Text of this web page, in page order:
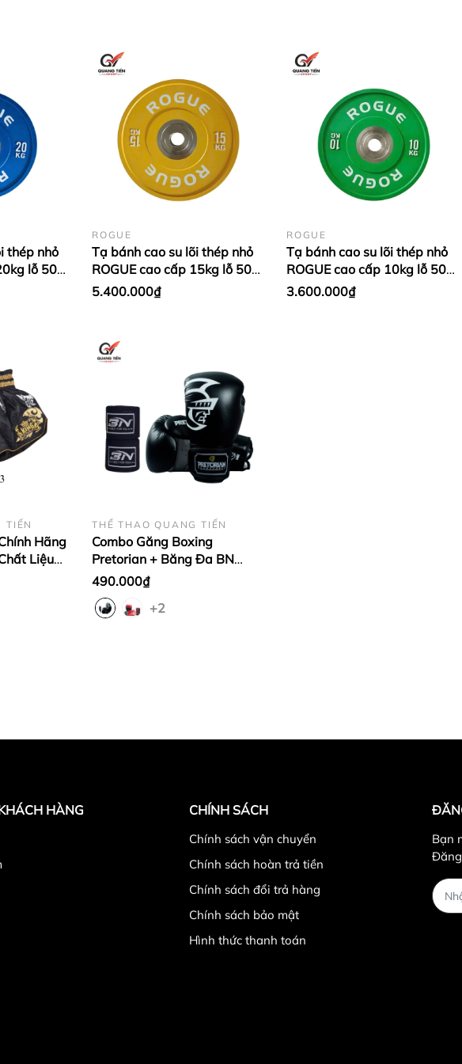
Boxing Gloves được sản xuất tại Thái Lan tại công ty
khả năng bảo vệ chắc chắn, Găng Boxing Twins mang lại sự an
thép nhỏ
lỗ 50
ROGUE
Tạ bánh cao su lõi thép nhỏ
ROGUE cao cấp 15kg lỗ 50
nhập khẩu - Màu Vàng (1
5.400.000₫
ROGUE
Tạ bánh cao su lõi thép nhỏ
ROGUE cao cấp 10kg lỗ 50
nhập khẩu - màu Xanh Lá (1
3.600.000₫
TIẾN
Hãng
Liệu
đen cổ
THỂ THAO QUANG TIẾN
Combo Găng Boxing
Pretorian + Băng Đa BN
Chính Hãng
490.000₫
+2
HÀNG CHÍNH SÁCH
Chính sách vận chuyển
Chính sách hoàn trả tiền
Chính sách đổi trả hàng
Chính sách bảo mật
Hình thức thanh toán
Bạn